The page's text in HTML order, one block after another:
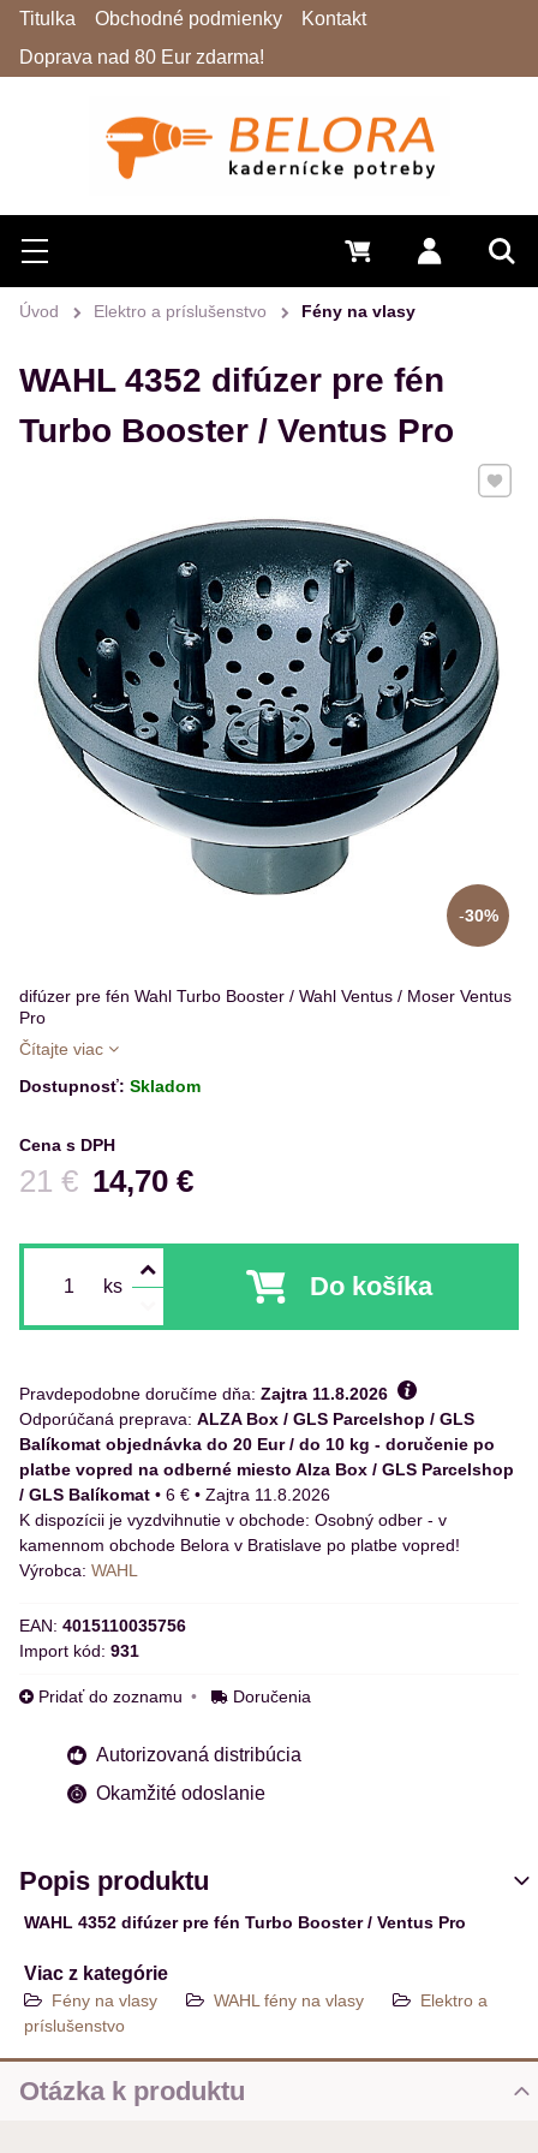
Hľadať
Menu Prihlásiť
0 €
Titulka Obchodné podmienky
Kontakt
Doprava nad 80 Eur zdarma!
Úvod Elektro a príslušenstvo Fény na vlasy
WAHL 4352 difúzer pre fén
Turbo Booster / Ventus Pro
difúzer pre fén Wahl Turbo Booster / Wahl Ventus / Moser Ventus
Pro
Čítajte viac
30%
Pridať
Dostupnosť: Skladom
Cena s DPH
14,70 €
Pred zľavou:
21 €
ks Do košíka
Pravdepodobne doručíme dňa: Zajtra 11.8.2026
ALZA Box / GLS Parcelshop / GLS
Balíkomat objednávka do 20 Eur / do 10 kg - doručenie po
platbe vopred na odberné miesto Alza Box / GLS Parcelshop
/ GLS Balíkomat • 6 € • Zajtra 11.8.2026
Osobný odber - v
kamennom obchode Belora v Bratislave po platbe vopred!
Výrobca: WAHL
EAN: 4015110035756
Import kód: 931
Pridať do zoznamu Doručenia
Autorizovaná distribúcia
Okamžité odoslanie
Popis produktu
WAHL 4352 difúzer pre fén Turbo Booster / Ventus Pro
Viac z kategórie
Fény na vlasy WAHL fény na vlasy
Elektro a
príslušenstvo
Otázka k produktu